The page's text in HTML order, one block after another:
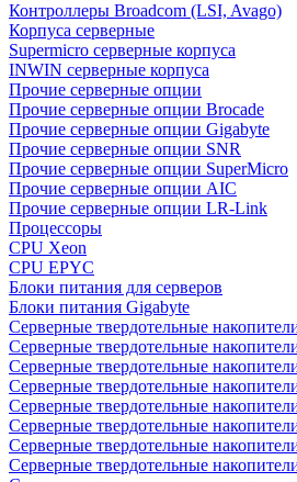
Контроллеры Broadcom (LSI, Avago)
Корпуса серверные
Supermicro серверные корпуса
INWIN серверные корпуса
Прочие серверные опции
Прочие серверные опции Brocade
Прочие серверные опции Gigabyte
Прочие серверные опции SNR
Прочие серверные опции SuperMicro
Прочие серверные опции AIC
Прочие серверные опции LR-Link
Процессоры
CPU Xeon
CPU EPYC
Блоки питания для серверов
Блоки питания Gigabyte
Серверные твердотельные
Cерверные твердотельные
Cерверные твердотельные
Cерверные твердотельные
Cерверные твердотельные
Серверные твердотельные
Серверные твердотельные
Cерверные твердотельные